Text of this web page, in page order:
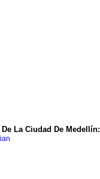
La Ciudad De